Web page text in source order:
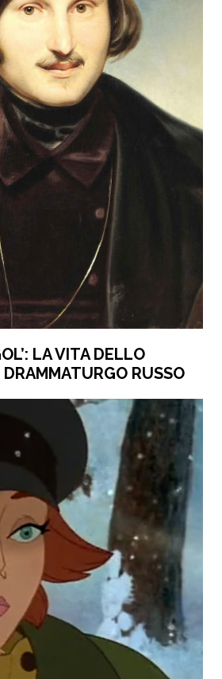
LA VITA DELLO
RUSSO